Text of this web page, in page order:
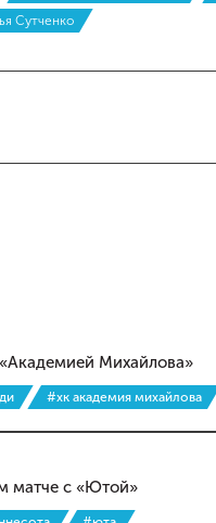
Сутченко
Михайлова»
#хк академия михайлова
матче с «Ютой»